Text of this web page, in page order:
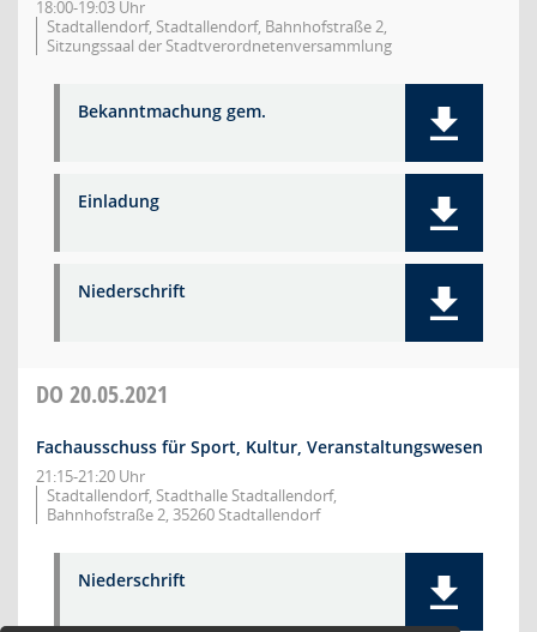
18:00-19:03 Uhr
Stadtallendorf, Stadtallendorf, Bahnhofstraße 2,
Sitzungssaal der Stadtverordnetenversammlung
Bekanntmachung gem.
Einladung
Niederschrift
DO 20.05.2021
Fachausschuss für Sport, Kultur, Veranstaltungswesen
21:15-21:20 Uhr
Stadtallendorf, Stadthalle Stadtallendorf,
Bahnhofstraße 2, 35260 Stadtallendorf
Niederschrift